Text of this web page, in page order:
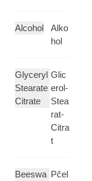
Alcohol
Alko
hol
Glyceryl
Stearate
Citrate
Glic
erol-
Stea
rat-
Citra
t
Beeswa Pčel